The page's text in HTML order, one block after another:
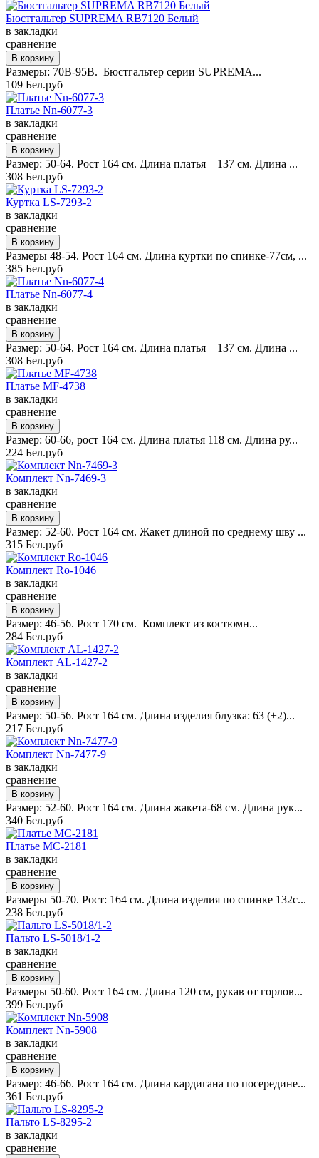
Бюстгальтер SUPREMA RB7120 Белый
в закладки
сравнение
Размеры: 70B-95B. Бюстгальтер серии SUPREMA...
109 Бел.руб
Платье Nn-6077-3
в закладки
сравнение
Размер: 50-64. Рост 164 см. Длина платья – 137 см. Длина ...
308 Бел.руб
Куртка LS-7293-2
в закладки
сравнение
Размеры 48-54. Рост 164 см. Длина куртки по спинке-77см, ...
385 Бел.руб
Платье Nn-6077-4
в закладки
сравнение
Размер: 50-64. Рост 164 см. Длина платья – 137 см. Длина ...
308 Бел.руб
Платье MF-4738
в закладки
сравнение
Размер: 60-66, рост 164 см. Длина платья 118 см. Длина ру...
224 Бел.руб
Комплект Nn-7469-3
в закладки
сравнение
Размер: 52-60. Рост 164 см. Жакет длиной по среднему шву ...
315 Бел.руб
Комплект Ro-1046
в закладки
сравнение
Размер: 46-56. Рост 170 см. Комплект из костюмн...
284 Бел.руб
Комплект AL-1427-2
в закладки
сравнение
Размер: 50-56. Рост 164 см. Длина изделия блузка: 63 (±2)...
217 Бел.руб
Комплект Nn-7477-9
в закладки
сравнение
Размер: 52-60. Рост 164 см. Длина жакета-68 см. Длина рук...
340 Бел.руб
Платье MC-2181
в закладки
сравнение
Размеры 50-70. Рост: 164 см. Длина изделия по спинке 132с...
238 Бел.руб
Пальто LS-5018/1-2
в закладки
сравнение
Размеры 50-60. Рост 164 см. Длина 120 см, рукав от горлов...
399 Бел.руб
Комплект Nn-5908
в закладки
сравнение
Размер: 46-66. Рост 164 см. Длина кардигана по посередине...
361 Бел.руб
Пальто LS-8295-2
в закладки
сравнение